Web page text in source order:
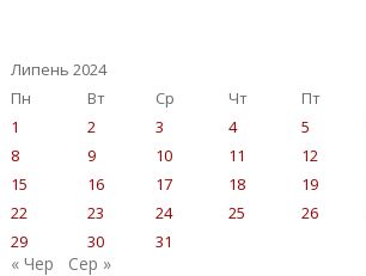
Липень 2024
Пн
Вт Ср Чт Пт
1
2 3 4 5
8
9 10 11 12
15
16 17 18 19
22
23 24 25 26
29
30 31
« Чер Сер »